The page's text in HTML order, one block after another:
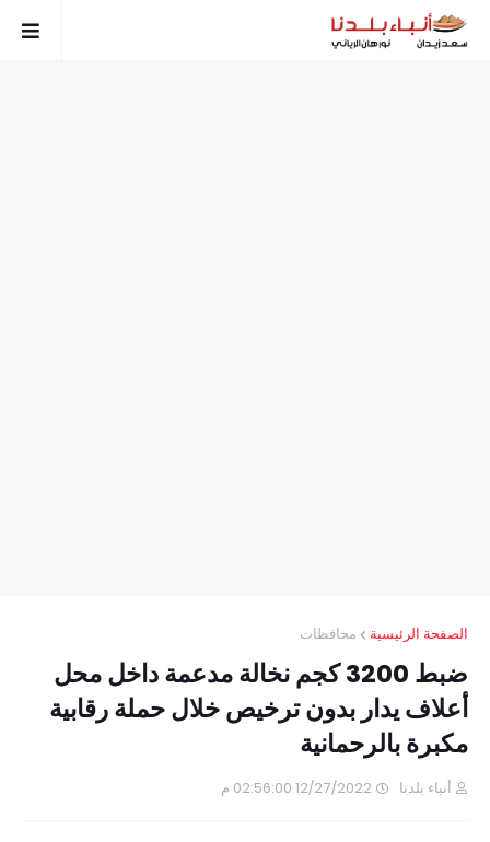
الصفحة الرئيسية محافظات
ضبط 3200 كجم نخالة مدعمة داخل محل
أعلاف يدار بدون ترخيص خلال حملة رقابية
مكبرة بالرحمانية
أنباء بلدنا 12/27/2022 02:56:00 م